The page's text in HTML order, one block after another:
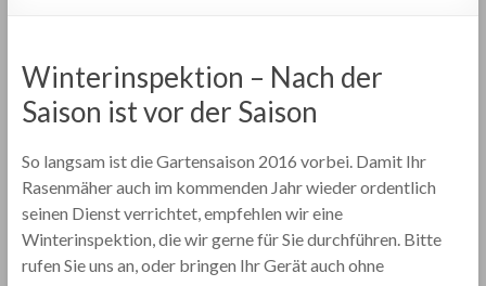
Winterinspektion – Nach der
Saison ist vor der Saison
So langsam ist die Gartensaison 2016 vorbei. Damit Ihr
Rasenmäher auch im kommenden Jahr wieder ordentlich
seinen Dienst verrichtet, empfehlen wir eine
Winterinspektion, die wir gerne für Sie durchführen. Bitte
rufen Sie uns an, oder bringen Ihr Gerät auch ohne